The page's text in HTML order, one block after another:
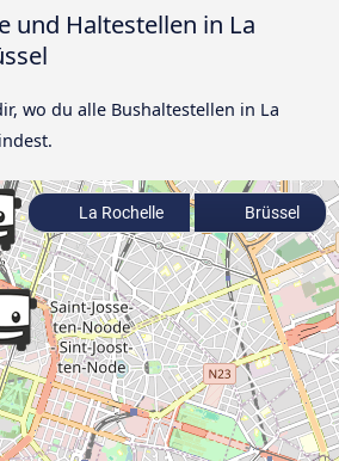
und Haltestellen in La
wo du alle Bushaltestellen in La
La Rochelle Brüssel